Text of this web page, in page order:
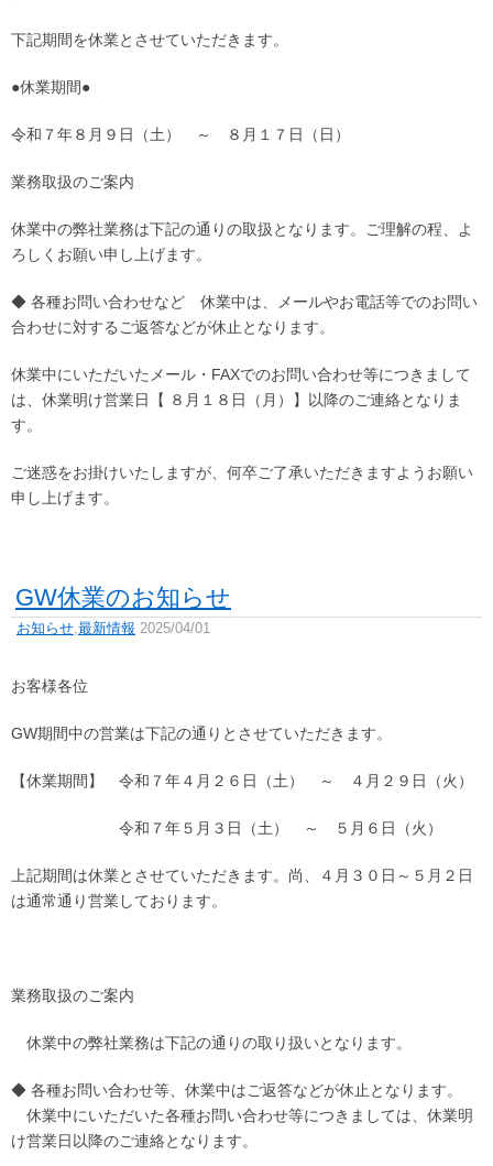
下記期間を休業とさせていただきます。
●休業期間●
令和７年８月９日（土） ～ ８月１７日（日）
業務取扱のご案内
休業中の弊社業務は下記の通りの取扱となります。ご理解の程、よ
ろしくお願い申し上げます。
◆ 各種お問い合わせなど 休業中は、メールやお電話等でのお問い
合わせに対するご返答などが休止となります。
休業中にいただいたメール・FAXでのお問い合わせ等につきまして
は、休業明け営業日【 ８月１８日（月）】以降のご連絡となりま
す。
ご迷惑をお掛けいたしますが、何卒ご了承いただきますようお願い
申し上げます。
GW休業のお知らせ
お知らせ,最新情報 2025/04/01
お客様各位
GW期間中の営業は下記の通りとさせていただきます。
【休業期間】 令和７年４月２６日（土） ～ ４月２９日（火）
令和７年５月３日（土） ～ ５月６日（火）
上記期間は休業とさせていただきます。尚、４月３０日～５月２日
は通常通り営業しております。
業務取扱のご案内
休業中の弊社業務は下記の通りの取り扱いとなります。
◆ 各種お問い合わせ等、休業中はご返答などが休止となります。
休業中にいただいた各種お問い合わせ等につきましては、休業明
け営業日以降のご連絡となります。